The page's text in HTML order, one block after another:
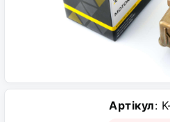
Артікул: